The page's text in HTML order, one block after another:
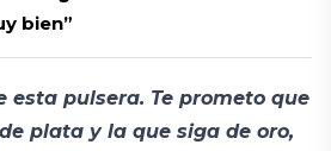
bien”
esta pulsera. Te prometo que
plata y la que siga de oro,